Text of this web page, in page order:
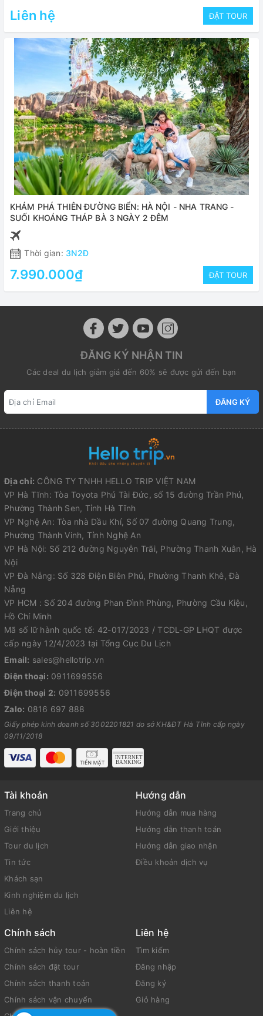
Liên hệ ĐẶT TOUR
KHÁM PHÁ THIÊN ĐƯỜNG BIỂN: HÀ NỘI - NHA TRANG -
SUỐI KHOÁNG THÁP BÀ 3 NGÀY 2 ĐÊM
Thời gian: 3N2Đ
7.990.000₫ ĐẶT TOUR
ĐĂNG KÝ NHẬN TIN
Các deal du lịch giảm giá đến 60% sẽ được gửi đến bạn
ĐĂNG KÝ
Địa chỉ: CÔNG TY TNHH HELLO TRIP VIỆT NAM
VP Hà Tĩnh: Tòa Toyota Phú Tài Đức, số 15 đường Trần Phú,
Phường Thành Sen, Tỉnh Hà Tĩnh
VP Nghệ An: Tòa nhà Dầu Khí, Số 07 đường Quang Trung,
Phường Thành Vinh, Tỉnh Nghệ An
VP Hà Nội: Số 212 đường Nguyễn Trãi, Phường Thanh Xuân, Hà
Nội
VP Đà Nẵng: Số 328 Điện Biên Phủ, Phường Thanh Khê, Đà
Nẵng
VP HCM : Số 204 đường Phan Đình Phùng, Phường Cầu Kiệu,
Hồ Chí Minh
Mã số lữ hành quốc tế: 42-017/2023 / TCDL-GP LHQT được
cấp ngày 12/4/2023 tại Tổng Cục Du Lịch
Email: sales@hellotrip.vn
Điện thoại: 0911699556
Điện thoại 2: 0911699556
Zalo: 0816 697 888
Giấy phép kinh doanh số 3002201821 do sở KH&ĐT Hà Tĩnh cấp ngày
09/11/2018
Tài khoản
Trang chủ
Giới thiệu
Tour du lịch
Tin tức
Khách sạn
Kinh nghiệm du lịch
Liên hệ
Hướng dẫn
Hướng dẫn mua hàng
Hướng dẫn thanh toán
Hướng dẫn giao nhận
Điều khoản dịch vụ
Chính sách
Chính sách hủy tour - hoàn tiền
Chính sách đặt tour
Chính sách thanh toán
Chính sách vận chuyển
Liên hệ
Tìm kiếm
Đăng nhập
Đăng ký
Giỏ hàng